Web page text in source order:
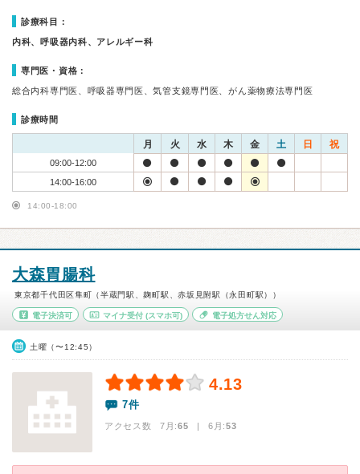
診療科目：
内科、呼吸器内科、アレルギー科
専門医・資格：
総合内科専門医、呼吸器専門医、気管支鏡専門医、がん薬物療法専門医
診療時間
月 火 水 木 金 土 日 祝
09:00-12:00
14:00-16:00
14:00-18:00
大森胃腸科
東京都千代田区隼町（半蔵門駅、麹町駅、赤坂見附駅（永田町駅））
電子決済可 マイナ受付(スマホ可) 電子処方せん対応
土曜（〜12:45）
4.13
7件
アクセス数 7月:65 | 6月:53